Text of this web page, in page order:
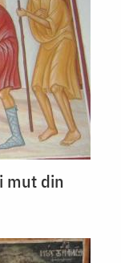
mut din